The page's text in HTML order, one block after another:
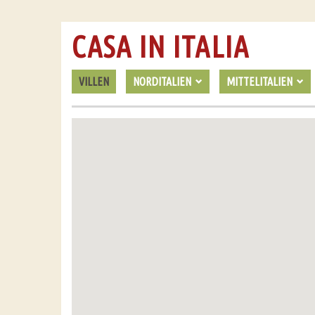
VILLEN NORDITALIEN MITTELITALIEN
CASA IN ITALIA